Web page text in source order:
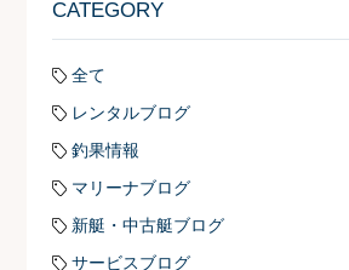
CATEGORY
全て
レンタルブログ
釣果情報
マリーナブログ
新艇・中古艇ブログ
サービスブログ